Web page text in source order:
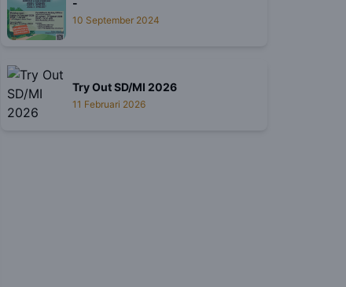
10 September 2024
Try Out SD/MI 2026
11 Februari 2026